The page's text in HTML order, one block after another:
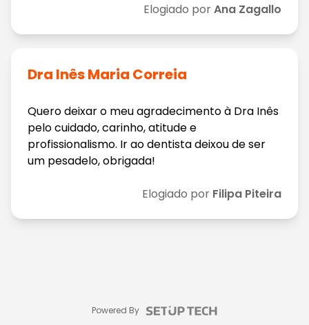
Elogiado porAna Zagallo
Dra Inês Maria Correia
Quero deixar o meu agradecimento à Dra Inês
pelo cuidado, carinho, atitude e
profissionalismo. Ir ao dentista deixou de ser
um pesadelo, obrigada!
Elogiado por Filipa Piteira
Powered By